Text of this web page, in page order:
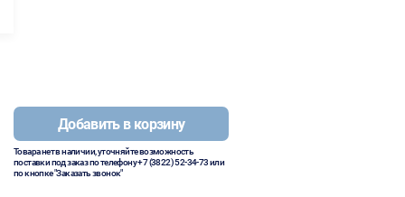
Добавить в корзину
Товара нет в наличии, уточняйте возможность
поставки под заказ по телефону+7 (3822) 52-34-73или
по кнопке "Заказать звонок"